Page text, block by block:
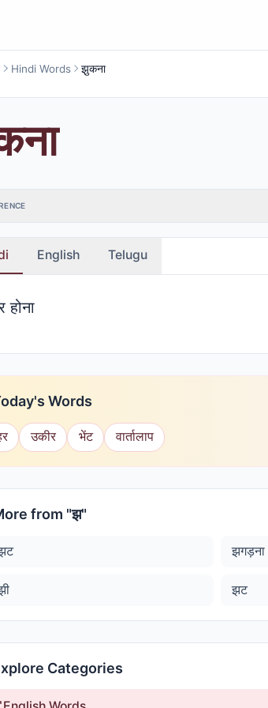
Hindi Words झुकना
English Telugu
होना
Words
उकीर भेंट वार्तालाप
from "झ"
झगड़ना
झट
Categories